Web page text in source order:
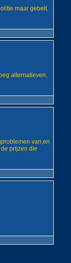
maar gebelt,
alternatieven,
van,en
prijzen die